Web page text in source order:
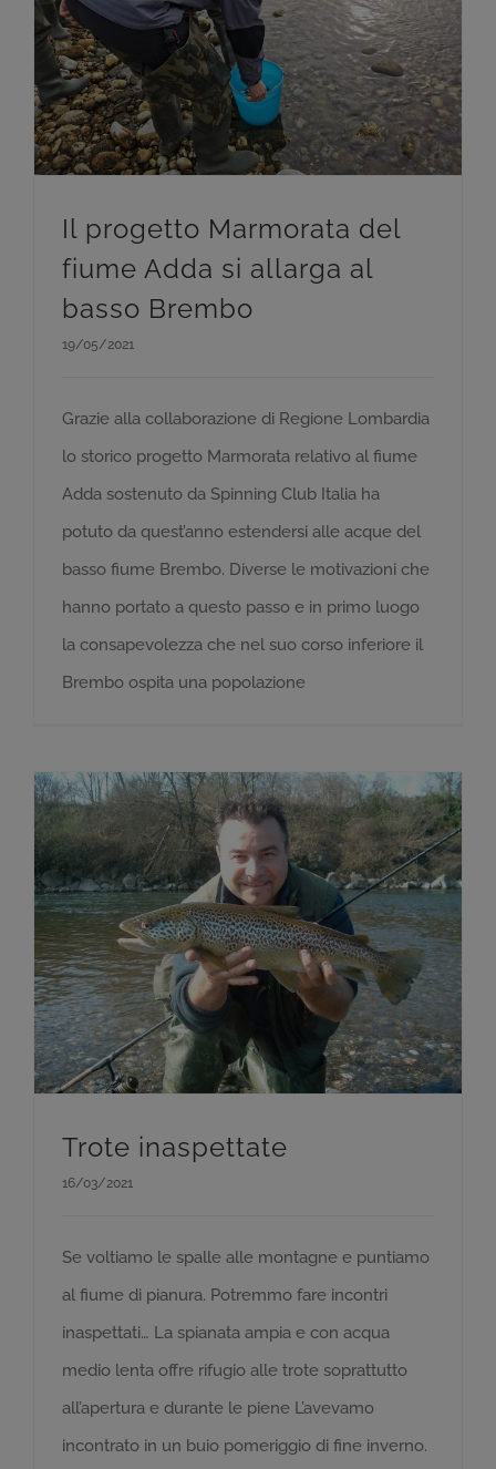
Il progetto Marmorata del
fiume Adda si allarga al
basso Brembo
19/05/2021
Grazie alla collaborazione di Regione Lombardia
lo storico progetto Marmorata relativo al fiume
Adda sostenuto da Spinning Club Italia ha
potuto da quest’anno estendersi alle acque del
basso fiume Brembo. Diverse le motivazioni che
hanno portato a questo passo e in primo luogo
la consapevolezza che nel suo corso inferiore il
Brembo ospita una popolazione
Trote inaspettate
16/03/2021
Se voltiamo le spalle alle montagne e puntiamo
al fiume di pianura. Potremmo fare incontri
inaspettati… La spianata ampia e con acqua
medio lenta offre rifugio alle trote soprattutto
all’apertura e durante le piene L’avevamo
incontrato in un buio pomeriggio di fine inverno.